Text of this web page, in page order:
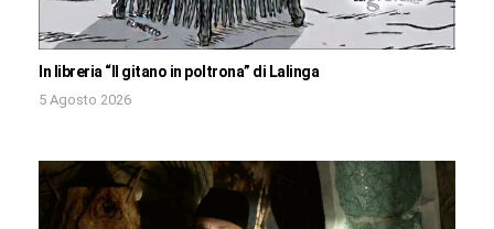
In libreria “Il gitano in poltrona” di Lalinga
5 Agosto 2026